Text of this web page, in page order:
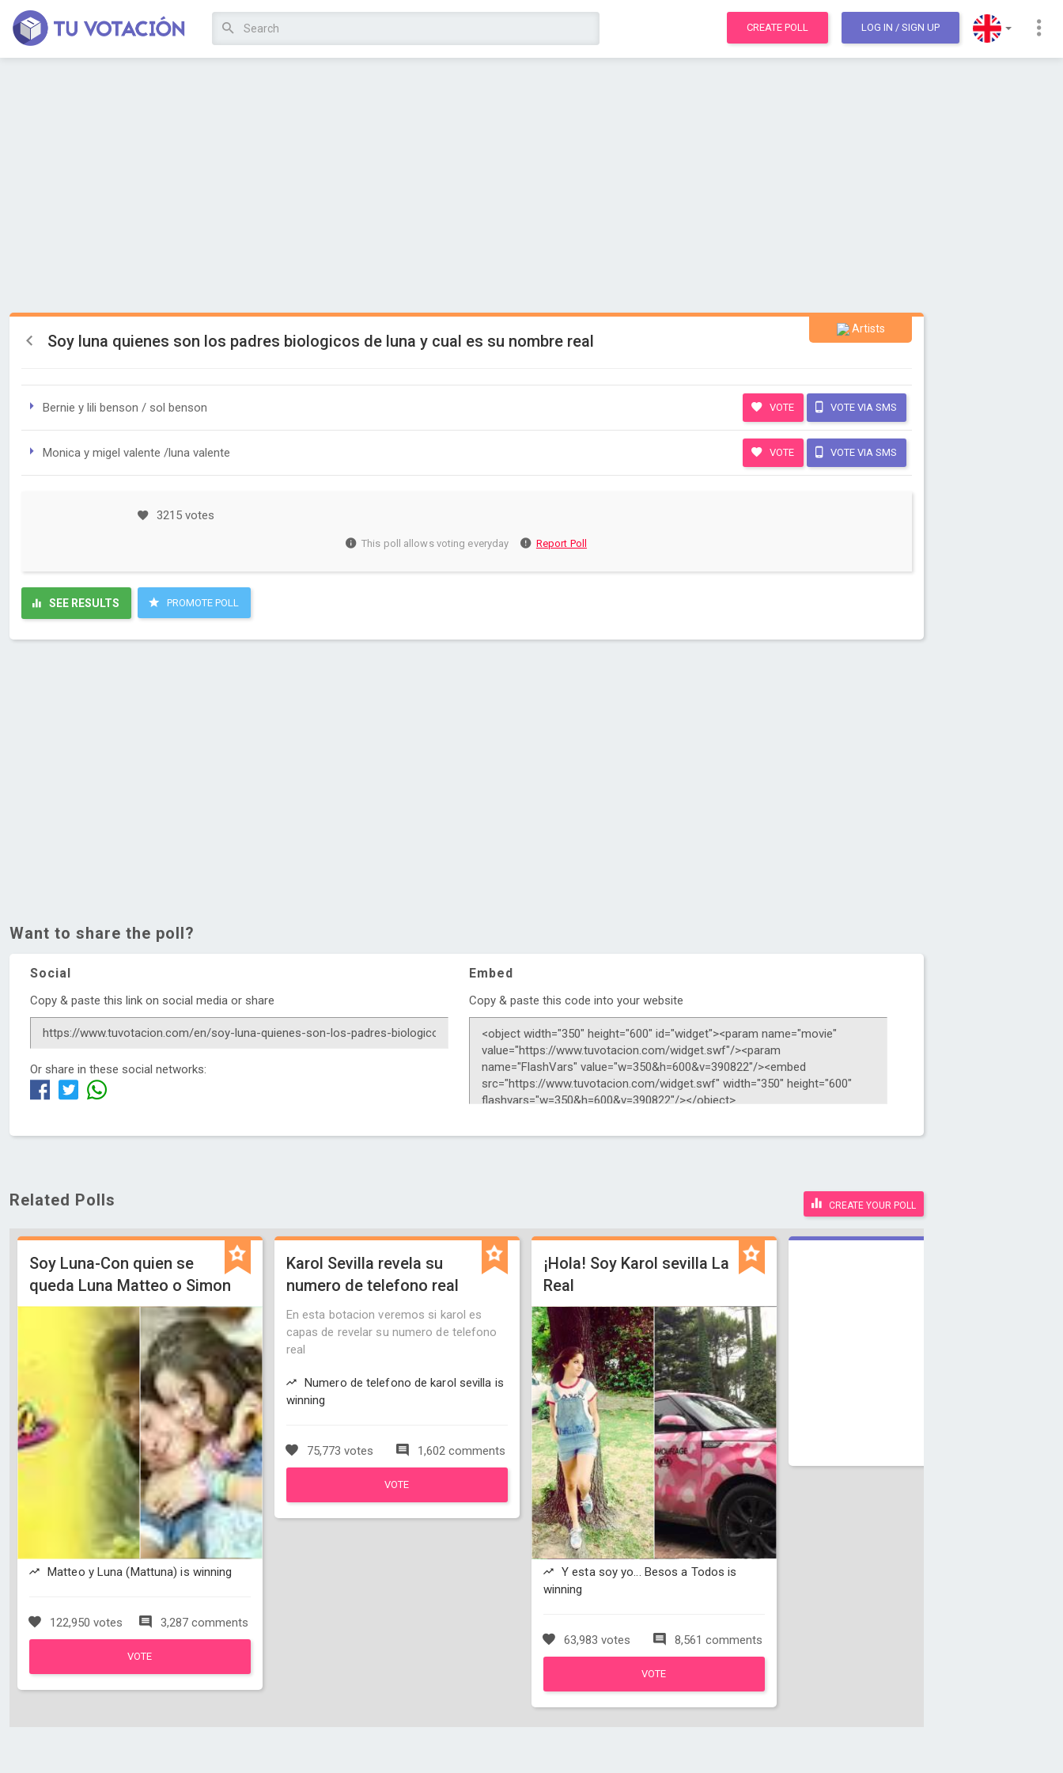
CREATE POLL LOG IN / SIGN UP
Artists
Soy luna quienes son los padres biologicos de luna y cual es su nombre real
Bernie y lili benson / sol benson VOTE VOTE VIA SMS
Monica y migel valente /luna valente VOTE VOTE VIA SMS
3215 votes
This poll allows voting everyday Report Poll
SEE RESULTS PROMOTE POLL
Want to share the poll?
Social Embed
Copy & paste this link on social media or share
Or share in these social networks:
Copy & paste this code into your website
Related Polls CREATE YOUR POLL
Soy Luna-Con quien se
queda Luna Matteo o Simon
Matteo y Luna (Mattuna) is winning
122,950 votes 3,287 comments
VOTE
Karol Sevilla revela su
numero de telefono real
En esta botacion veremos si karol es
capas de revelar su numero de telefono
real
Numero de telefono de karol sevilla is
winning
75,773 votes 1,602 comments
VOTE
¡Hola! Soy Karol sevilla La
Real
Y esta soy yo... Besos a Todos is
winning
63,983 votes 8,561 comments
VOTE